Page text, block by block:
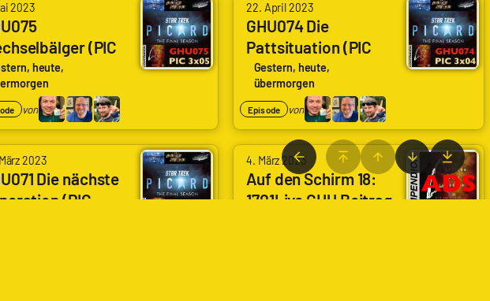
2023
(PIC
(Imposters)
heute,
von
22. April 2023
GHU074 Die
Pattsituation (PIC
3x04) (No Win
Scenario)
Gestern, heute,
übermorgen
Episode von
2023
Die nächste
(PIC
4. März 2023
Auf den Schirm 18:
1701Live GHU Beitrag